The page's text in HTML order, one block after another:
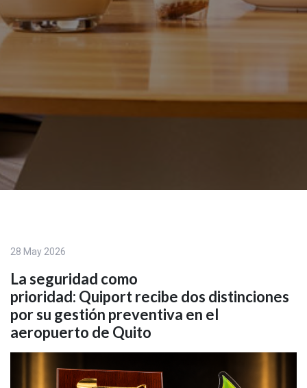
28 May 2026
La seguridad como
prioridad: Quiport recibe dos distinciones
por su gestión preventiva en el
aeropuerto de Quito